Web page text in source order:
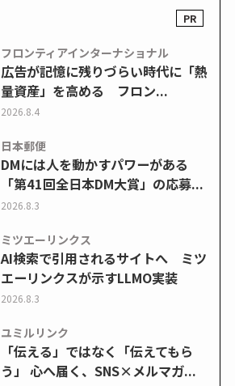
フロンティアインターナショナル
広告が記憶に残りづらい時代に「熱
量資産」を高める フロン...
2026.8.4
日本郵便
DMには人を動かすパワーがある
「第41回全日本DM大賞」の応募...
2026.8.3
ミツエーリンクス
AI検索で引用されるサイトへ ミツ
エーリンクスが示すLLMO実装
2026.8.3
ユミルリンク
「伝える」ではなく「伝えてもら
う」 心へ届く、SNS×メルマガ...